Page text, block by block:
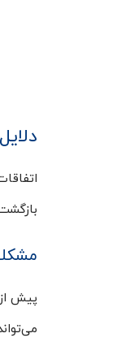
پیش